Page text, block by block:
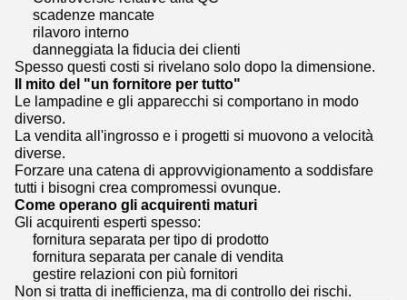
scadenze mancate
rilavoro interno
danneggiata la fiducia dei clienti
Spesso questi costi si rivelano solo dopo la dimensione.
Il mito del "un fornitore per tutto"
Le lampadine e gli apparecchi si comportano in modo
diverso.
La vendita all'ingrosso e i progetti si muovono a velocità
diverse.
Forzare una catena di approvvigionamento a soddisfare
tutti i bisogni crea compromessi ovunque.
Come operano gli acquirenti maturi
Gli acquirenti esperti spesso:
fornitura separata per tipo di prodotto
fornitura separata per canale di vendita
gestire relazioni con più fornitori
Non si tratta di inefficienza, ma di controllo dei rischi.